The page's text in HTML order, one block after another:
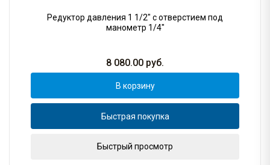
Редуктор давления 1 1/2" с отверстием под
манометр 1/4"
8 080.00 руб.
В корзину
Быстрая покупка
Быстрый просмотр